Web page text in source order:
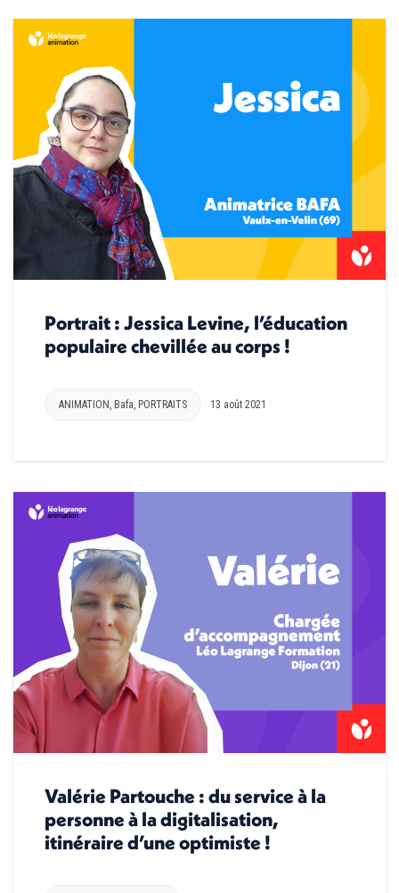
Portrait : Jessica Levine, l’éducation
populaire chevillée au corps !
ANIMATION , Bafa, PORTRAITS 13 août 2021
Valérie Partouche : du service à la
personne à la digitalisation,
itinéraire d’une optimiste !